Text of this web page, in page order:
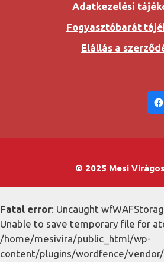
Adatkezelési
Fogyasztóbarát
Elállás a
© 2025 Mesi
Fatal error: Uncaught
Unable to save temporary file for
/home/mesivira/public_html/wp-
content/plugins/wordfence/